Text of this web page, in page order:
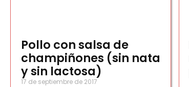
Pollo con salsa de
champiñones (sin nata
y sin lactosa)
17 de septiembre de 2017